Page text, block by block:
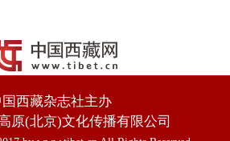
国西藏杂志社主办
原(北京)文化传播有限公司